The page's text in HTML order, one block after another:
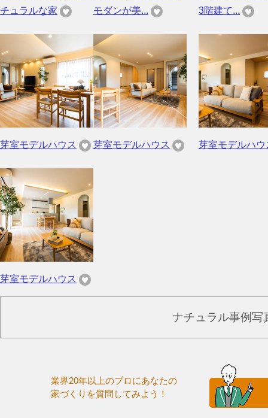
チュラルな家
モダンが美...
3階建て...
芽室モデルハウス 芽室モデルハウス 芽室モデルハウ
芽室モデルハウス
ナチュラル事例写
業界20年以上のプロにあなたの
家づくりを質問してみよう！